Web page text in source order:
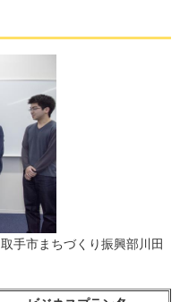
手市まちづくり振興部川田